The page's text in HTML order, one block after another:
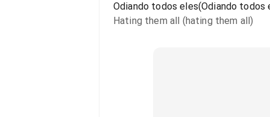
Odiando todos eles(Odiando todos
Hating them all (hating them all)